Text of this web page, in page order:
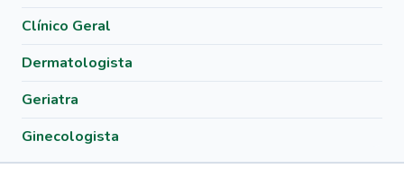
Clínico Geral
Dermatologista
Geriatra
Ginecologista